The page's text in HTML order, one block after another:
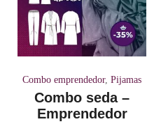
Combo emprendedor, Pijamas
Combo seda –
Emprendedor